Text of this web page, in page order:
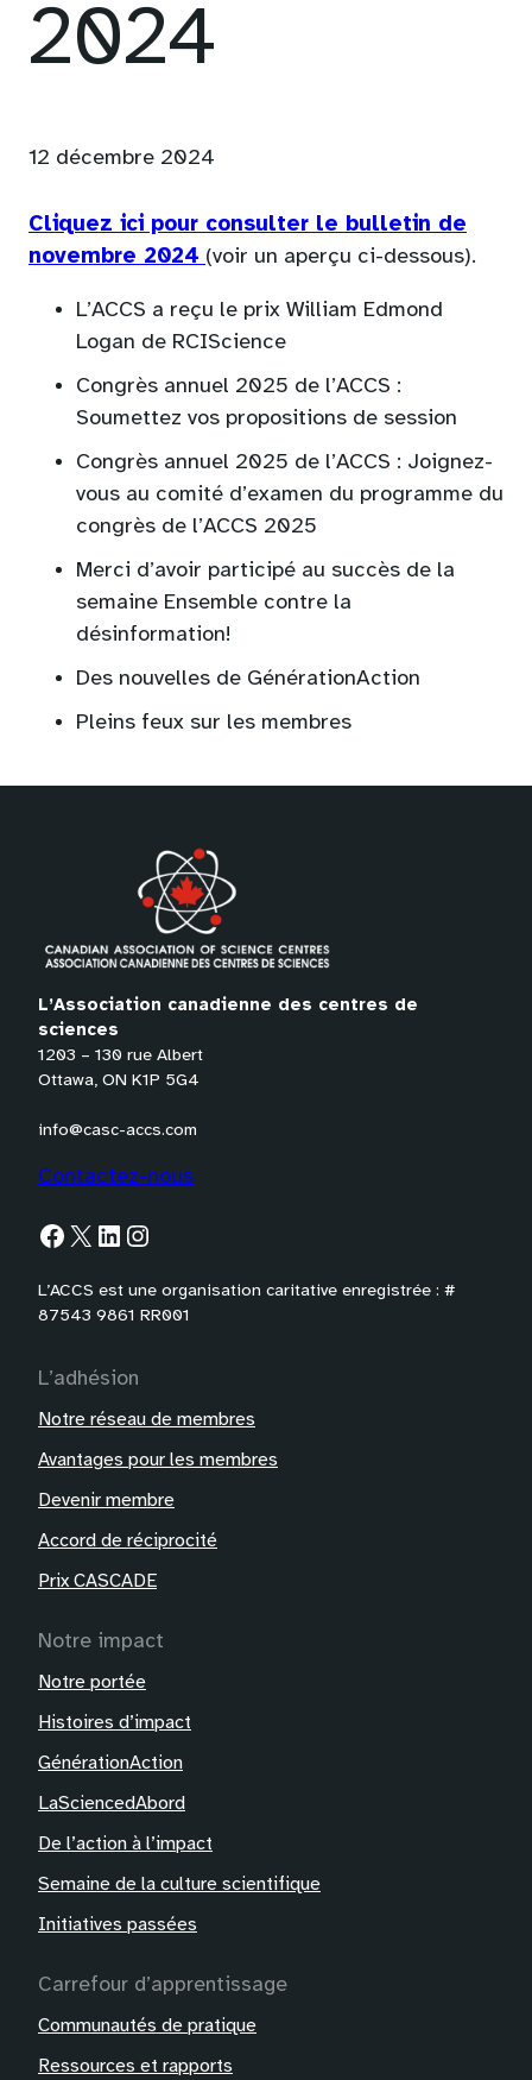
2024
12 décembre 2024
Cliquez ici pour consulter le bulletin de
novembre 2024 (opens
(voir un aperçu ci-dessous).
L’ACCS a reçu le prix William Edmond
Logan de RCIScience
Congrès annuel 2025 de l’ACCS :
Soumettez vos propositions de session
Congrès annuel 2025 de l’ACCS : Joignez-
vous au comité d’examen du programme du
congrès de l’ACCS 2025
Merci d’avoir participé au succès de la
semaine Ensemble contre la
désinformation!
Des nouvelles de GénérationAction
Pleins feux sur les membres
L’Association canadienne des centres de
sciences
1203 – 130 rue Albert
Ottawa, ON K1P 5G4
info@casc-accs.com
Contactez-nous
Facebook X LinkedIn Instagram
L’ACCS est une organisation caritative enregistrée : #
87543 9861 RR001
L’adhésion
Notre réseau de membres
Avantages pour les membres
Devenir membre
Accord de réciprocité
Prix CASCADE
Notre impact
Notre portée
Histoires d’impact
GénérationAction
LaSciencedAbord
De l’action à l’impact
Semaine de la culture scientifique
Initiatives passées
Carrefour d’apprentissage
Communautés de pratique
Ressources et rapports